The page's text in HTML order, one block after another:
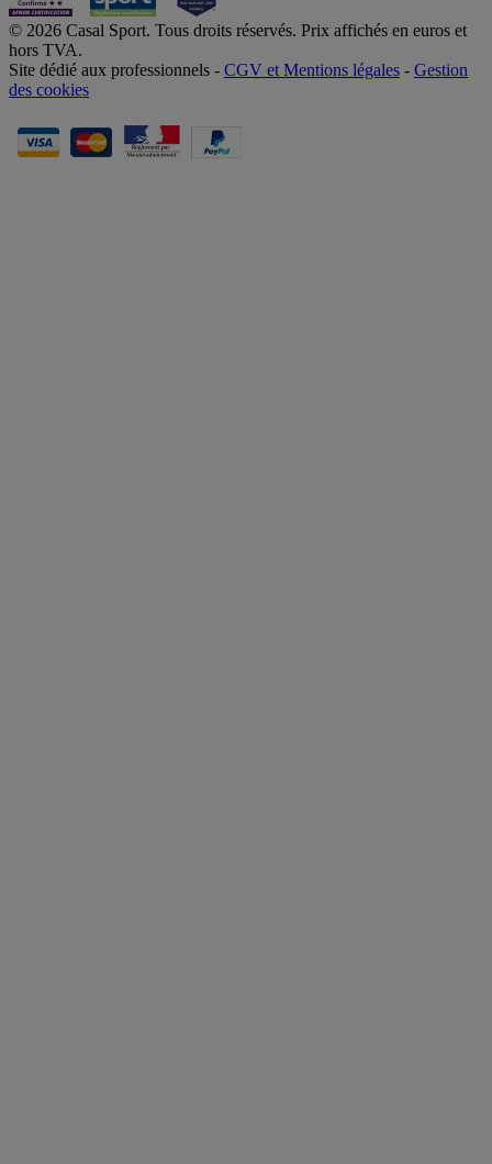
© 2026 Casal Sport. Tous droits réservés. Prix affichés en euros et
hors TVA.
Site dédié aux professionnels - CGV et Mentions légales - Gestion
des cookies